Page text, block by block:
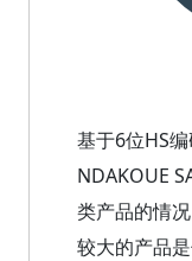
基于6位HS
NDAKOUE
类产品的情
较大的产品